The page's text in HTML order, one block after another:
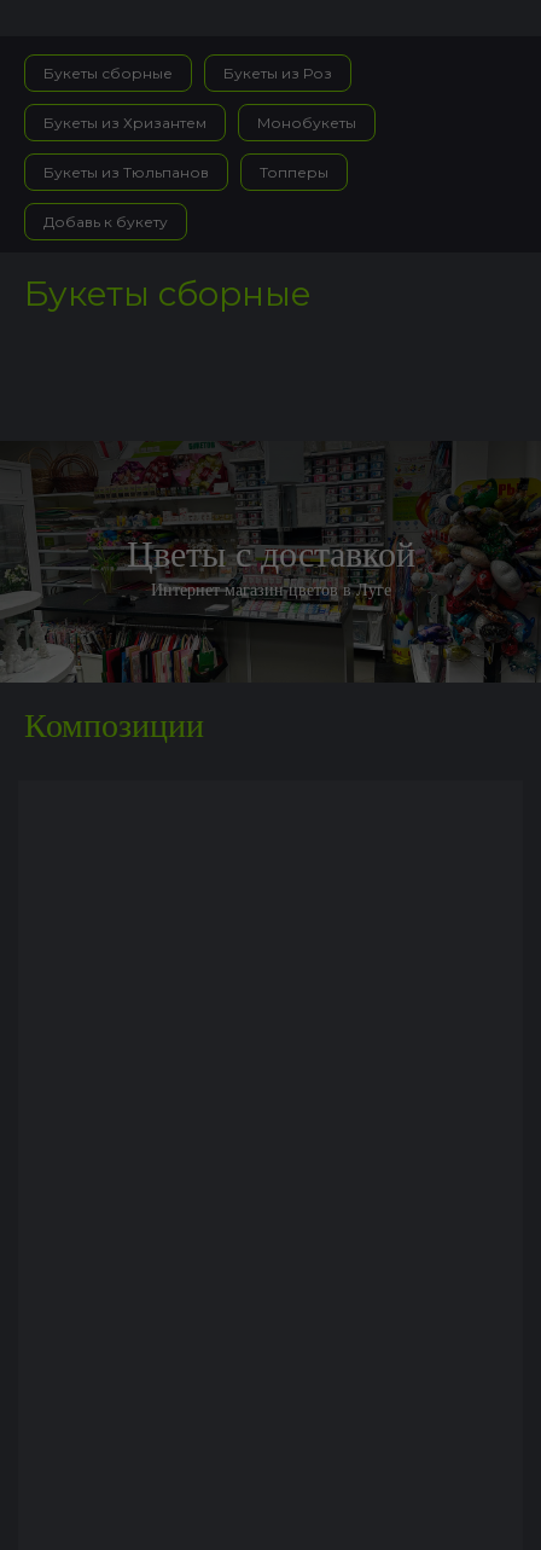
Букеты сборные Букеты из Роз
Букеты из Хризантем Монобукеты
Букеты из Тюльпанов Топперы
Добавь к букету
Букеты сборные
Цветы с доставкой
Интернет магазин цветов в Луге
Композиции